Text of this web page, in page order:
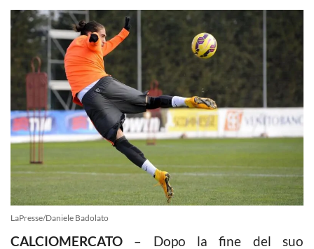
LaPresse/Daniele Badolato
CALCIOMERCATO – Dopo la fine del suo